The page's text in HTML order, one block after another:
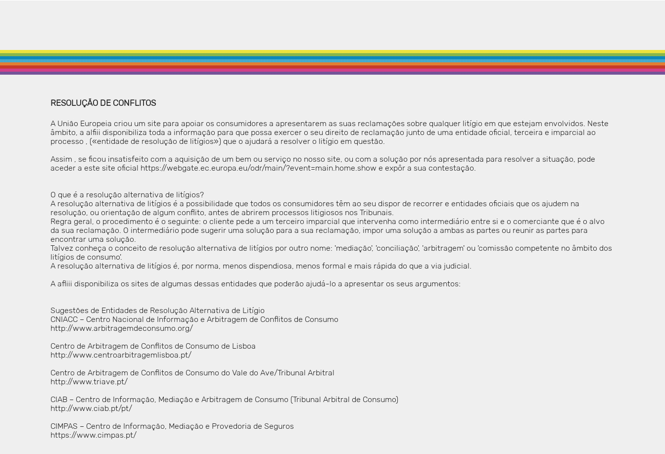
RESOLUÇÃO DE CONFLITOS
A União Europeia criou um site para apoiar os consumidores a apresentarem as suas reclamações sobre qualquer litígio em que estejam envolvidos. Neste
âmbito, a alfiii disponibiliza toda a informação para que possa exercer o seu direito de reclamação junto de uma entidade oficial, terceira e imparcial ao
processo , («entidade de resolução de litígios») que o ajudará a resolver o litígio em questão.
Assim , se ficou insatisfeito com a aquisição de um bem ou serviço no nosso site, ou com a solução por nós apresentada para resolver a situação, pode
aceder a este site oficial https://webgate.ec.europa.eu/odr/main/?event=main.home.show e expôr a sua contestação.
O que é a resolução alternativa de litígios?
A resolução alternativa de litígios é a possibilidade que todos os consumidores têm ao seu dispor de recorrer e entidades oficiais que os ajudem na
resolução, ou orientação de algum conflito, antes de abrirem processos litigiosos nos Tribunais.
Regra geral, o procedimento é o seguinte: o cliente pede a um terceiro imparcial que intervenha como intermediário entre si e o comerciante que é o alvo
da sua reclamação. O intermediário pode sugerir uma solução para a sua reclamação, impor uma solução a ambas as partes ou reunir as partes para
encontrar uma solução.
Talvez conheça o conceito de resolução alternativa de litígios por outro nome: 'mediação', 'conciliação', 'arbitragem' ou 'comissão competente no âmbito dos
litígios de consumo'.
A resolução alternativa de litígios é, por norma, menos dispendiosa, menos formal e mais rápida do que a via judicial.
A afliii disponibiliza os sites de algumas dessas entidades que poderão ajudá-lo a apresentar os seus argumentos:
Sugestões de Entidades de Resolução Alternativa de Litígio
CNIACC – Centro Nacional de Informação e Arbitragem de Conflitos de Consumo
http://www.arbitragemdeconsumo.org/
Centro de Arbitragem de Conflitos de Consumo de Lisboa
http://www.centroarbitragemlisboa.pt/
Centro de Arbitragem de Conflitos de Consumo do Vale do Ave/Tribunal Arbitral
http://www.triave.pt/
CIAB – Centro de Informação, Mediação e Arbitragem de Consumo (Tribunal Arbitral de Consumo)
http://www.ciab.pt/pt/
CIMPAS – Centro de Informação, Mediação e Provedoria de Seguros
https://www.cimpas.pt/